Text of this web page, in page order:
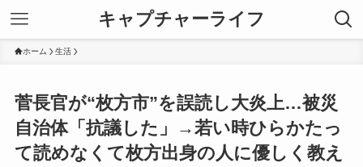
キャプチャーライフ
ホーム 生活
菅長官が“枚方市”を誤読し大炎上…被災
自治体「抗議した」→若い時ひらかたっ
て読めなくて枚方出身の人に優しく教え